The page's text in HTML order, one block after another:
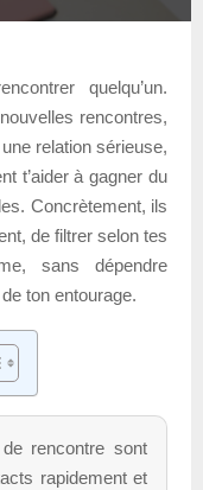
quelqu’un.
rencontres,
relation sérieuse,
t’aider à gagner du
Concrètement, ils
de filtrer selon tes
sans dépendre
ton entourage.
rencontre sont
rapidement et